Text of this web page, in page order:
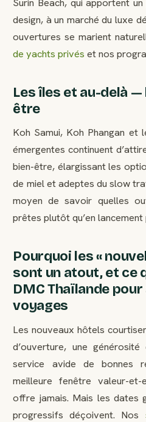
design, à un marché du luxe
ouvertures se marient
de yachts privés et nos
Les îles et au-delà
être
Koh Samui, Koh Phangan et
émergentes continuent
bien-être, élargissant les
de miel et adeptes du slow
moyen de savoir quelles
prêtes plutôt qu’en
Pourquoi les «
sont un atout, et ce
DMC Thaïlande
voyages
Les nouveaux hôtels
d’ouverture, une
service avide de bonnes
meilleure fenêtre valeur-et-
offre jamais. Mais les dates
progressifs déçoivent. Nos